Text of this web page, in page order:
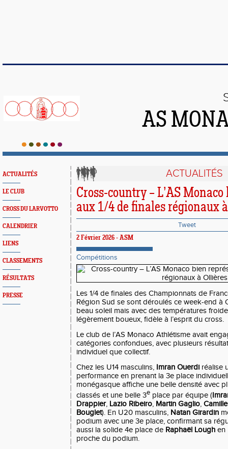
AS
ACTUALITÉS
LE CLUB
CROSS DU LARVOTTO
CALENDRIER
LIENS
CLASSEMENTS
RÉSULTATS
PRESSE
ACTUALITÉS
Cross-country – L’AS
aux 1/4 de finales régionaux
Tweet
2 Février 2026 - ASM
Compétitions
Les 1/4 de finales des Championnats de
Région Sud se sont déroulés ce week-end à
beau soleil mais avec des températures
légèrement boueux, fidèle à l’esprit du cross.
Le club de l’AS Monaco Athlétisme avait
catégories confondues, avec plusieurs
individuel que collectif.
Chez les U14 masculins, Imran Ouerdi réalise
performance en prenant la 3e place
monégasque affiche une belle densité avec
classés et une belle 3e place par équipe (
Drappier, Lazio Ribeiro, Martin Gaglio,
Bouglet). En U20 masculins, Natan Girardin
podium avec une 3e place, confirmant sa
aussi la solide 4e place de Raphaël Lough en
proche du podium.